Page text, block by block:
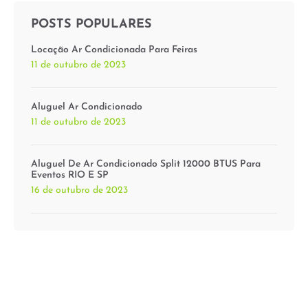
POSTS POPULARES
Locação Ar Condicionada Para Feiras
11 de outubro de 2023
Aluguel Ar Condicionado
11 de outubro de 2023
Aluguel De Ar Condicionado Split 12000 BTUS Para
Eventos RIO E SP
16 de outubro de 2023